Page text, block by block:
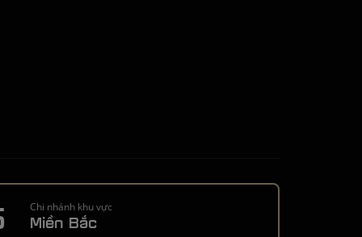
Chi nhánh khu vực
Miền Bắc